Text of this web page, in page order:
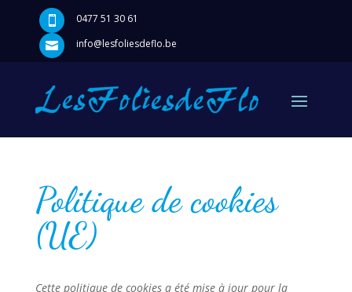
 0477 51 30 61
 info@lesfoliesdeflo.be
Politique de cookies
(UE)
Cette politique de cookies a été mise à jour pour la